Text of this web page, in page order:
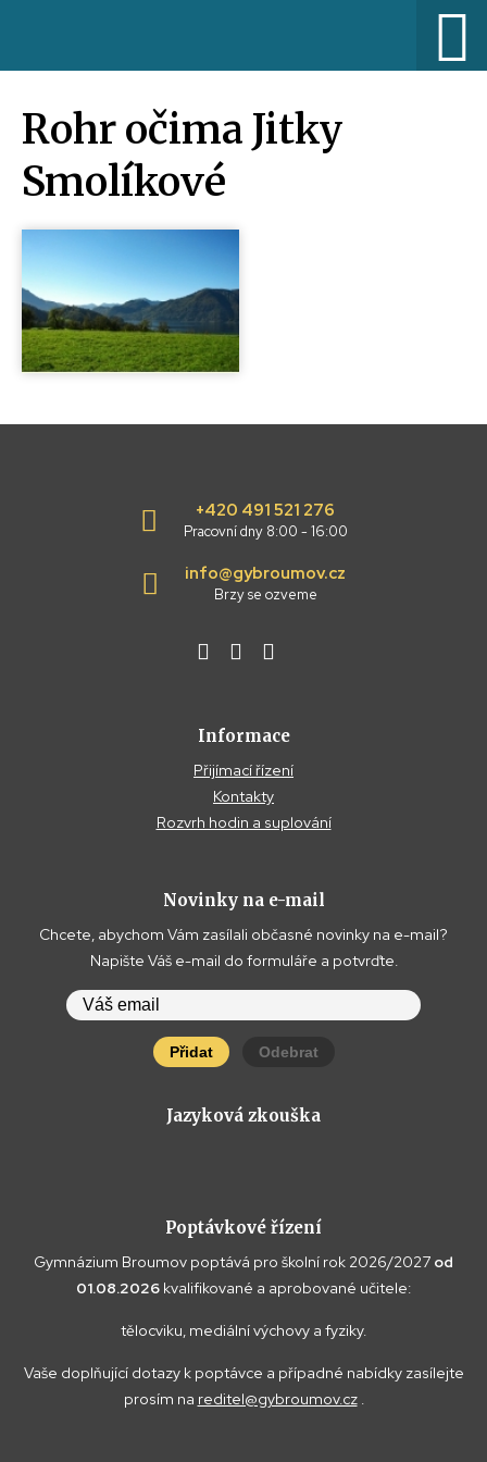
Rohr očima Jitky
Smolíkové
+420 491 521 276
Pracovní dny 8:00 - 16:00
info@gybroumov.cz
Brzy se ozveme
Informace
Přijímací řízení
Kontakty
Rozvrh hodin a suplování
Novinky na e-mail
Chcete, abychom Vám zasílali občasné novinky na e-mail?
Napište Váš e-mail do formuláře a potvrďte.
Přidat Odebrat
Jazyková zkouška
Poptávkové řízení
Gymnázium Broumov poptává pro školní rok 2026/2027 od
01.08.2026 kvalifikované a aprobované učitele:
tělocviku, mediální výchovy a fyziky.
Vaše doplňující dotazy k poptávce a případné nabídky zasílejte
prosím na reditel@gybroumov.cz.